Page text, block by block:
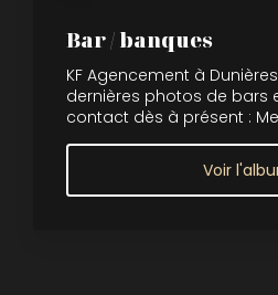
Bar / banques
KF Agencement à
dernières photos de bars
contact dès à présent :
Voir